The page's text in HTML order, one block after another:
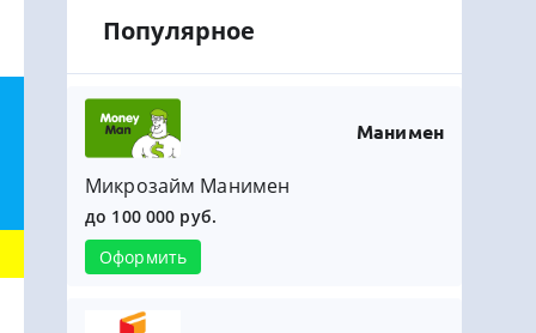
Без кредитной истории
Без процентов
Без справок
На банковский счет
Популярное
Манимен
Микрозайм Манимен
до 100 000 руб.
Оформить